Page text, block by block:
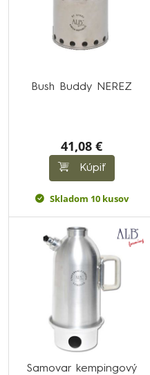
Bush Buddy NEREZ
41,08 €
Kúpiť
Skladom 10 kusov
Samovar kempingový